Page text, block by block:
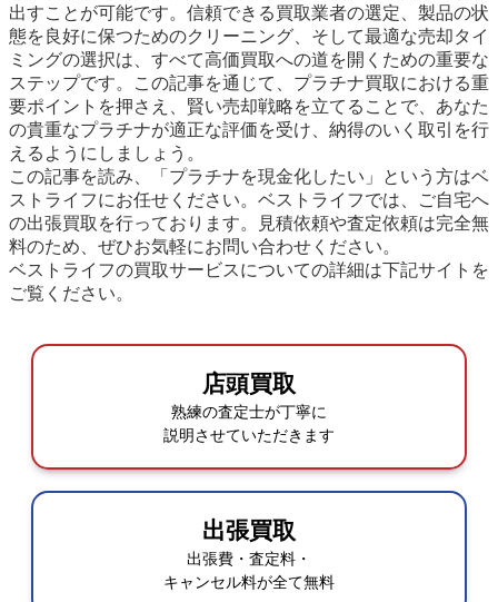
出すことが可能です。信頼できる買取業者の選定、製品の状
態を良好に保つためのクリーニング、そして最適な売却タイ
ミングの選択は、すべて高価買取への道を開くための重要な
ステップです。この記事を通じて、プラチナ買取における重
要ポイントを押さえ、賢い売却戦略を立てることで、あなた
の貴重なプラチナが適正な評価を受け、納得のいく取引を行
えるようにしましょう。
この記事を読み、「プラチナを現金化したい」という方はベ
ストライフにお任せください。ベストライフでは、ご自宅へ
の出張買取を行っております。見積依頼や査定依頼は完全無
料のため、ぜひお気軽にお問い合わせください。
ベストライフの買取サービスについての詳細は下記サイトを
ご覧ください。
店頭買取
熟練の査定士が丁寧に
説明させていただきます
出張買取
出張費・査定料・
キャンセル料が全て無料